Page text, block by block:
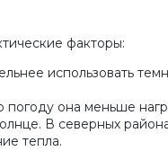
факторы:
использовать
она меньше
В северных
тепла.